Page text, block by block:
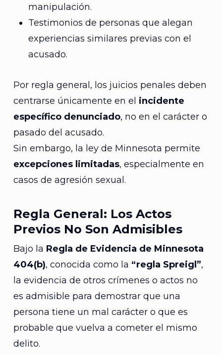
manipulación.
Testimonios de personas que alegan
experiencias similares previas con el
acusado.
Por regla general, los juicios penales deben
centrarse únicamente en el incidente
específico denunciado, no en el carácter o
pasado del acusado.
Sin embargo, la ley de Minnesota permite
excepciones limitadas, especialmente en
casos de agresión sexual.
Regla General: Los Actos
Previos No Son Admisibles
Bajo la Regla de Evidencia de Minnesota
404(b), conocida como la “regla Spreigl”,
la evidencia de otros crímenes o actos no
es admisible para demostrar que una
persona tiene un mal carácter o que es
probable que vuelva a cometer el mismo
delito.